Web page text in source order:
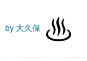
by 大久保